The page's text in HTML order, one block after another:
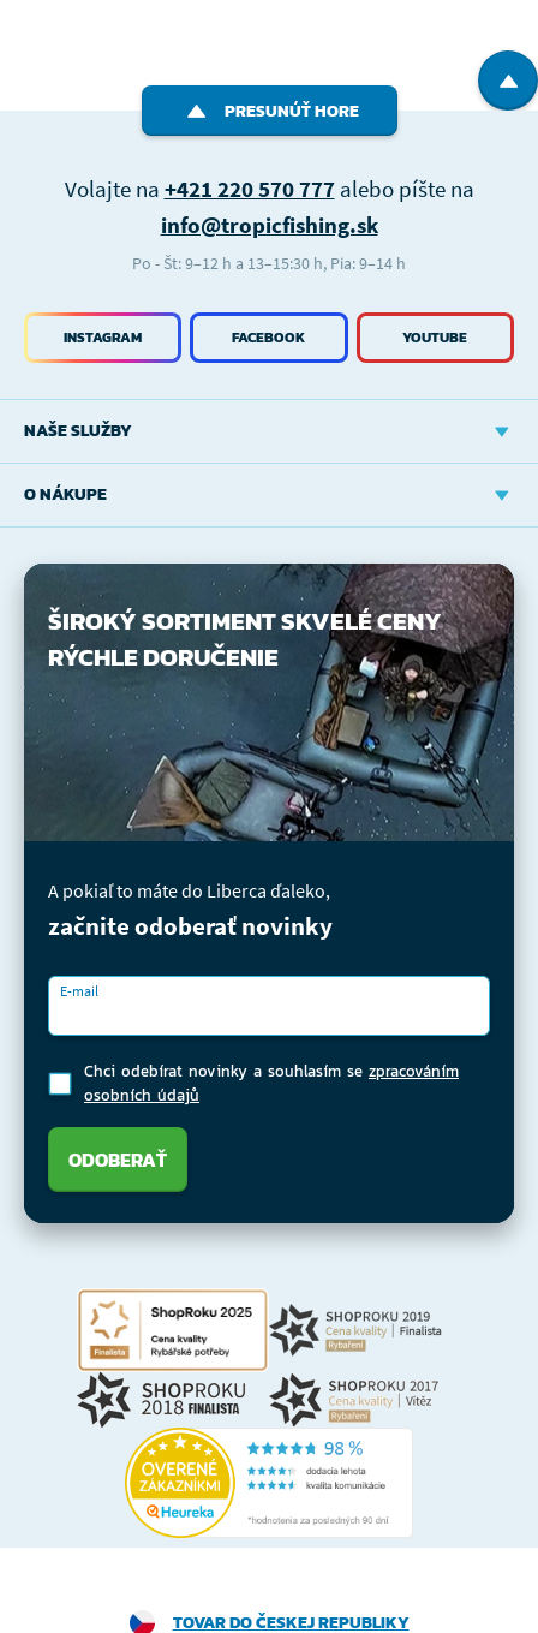
PRESUNÚŤ HORE
NAŠE SLUŽBY
O NÁKUPE
INSTAGRAM FACEBOOK YOUTUBE
Volajte na +421 220 570 777alebo píšte na
info@tropicfishing.sk
Po - Št: 9–12 h a 13–15:30 h, Pia: 9–14 h
ŠIROKÝ SORTIMENTSKVELÉ CENY
RÝCHLE DORUČENIE
A pokiaľ to máte do Liberca ďaleko,
začnite odoberať novinky
E-mail
Chci odebírat novinky a souhlasím se zpracováním
osobních údajů
ODOBERAŤ
TOVAR DO ČESKEJ REPUBLIKY